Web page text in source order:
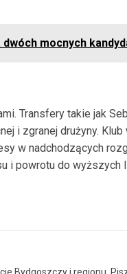
mocnych
Transfery takie jak
i zgranej drużyny.
w nadchodzących
i powrotu do wyższych